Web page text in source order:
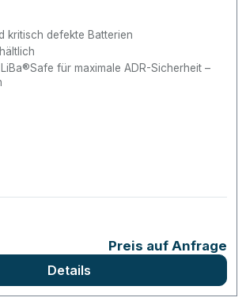
kritisch defekte Batterien
für maximale ADR-Sicherheit –
Preis auf Anfrage
Details